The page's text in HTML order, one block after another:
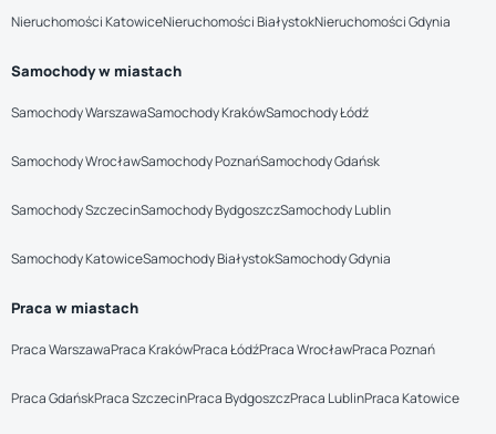
Nieruchomości KatowiceNieruchomości BiałystokNieruchomości Gdynia
Samochody w miastach
Samochody WarszawaSamochody KrakówSamochody Łódź
Samochody WrocławSamochody PoznańSamochody Gdańsk
Samochody SzczecinSamochody BydgoszczSamochody Lublin
Samochody KatowiceSamochody BiałystokSamochody Gdynia
Praca w miastach
Praca WarszawaPraca KrakówPraca ŁódźPraca WrocławPraca Poznań
Praca GdańskPraca SzczecinPraca BydgoszczPraca LublinPraca Katowice